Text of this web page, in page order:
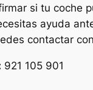
si tu coche
ayuda
contactar
921 105 901